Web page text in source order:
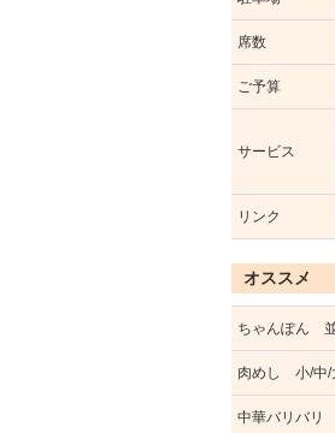
席数
ご予算
サービス
リンク
オススメ
ちゃんぽん
肉めし 小/中/
中華バリバリ